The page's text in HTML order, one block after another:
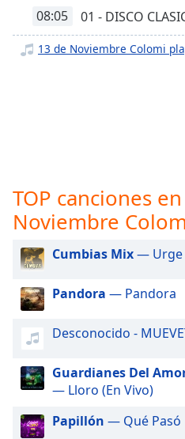
descriptions
selected
dialog
subtitles
off,
selected
Track
Picture
This
modal
08:05 01 - DISCO
13 de Noviembre Colomi
TOP canciones
Noviembre
Cumbias Mix— Urge
Pandora — Pandora
Desconocido -
Guardianes Del
— Lloro (En Vivo)
Papillón — Qué Pasó